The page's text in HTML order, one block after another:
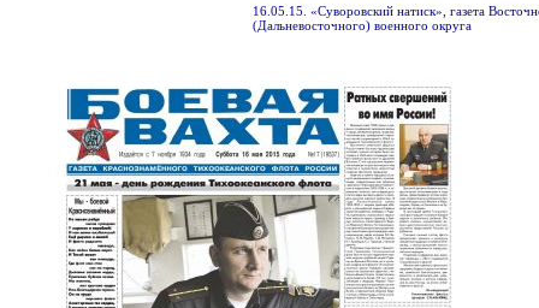
16.05.15. «Суворовский натиск», газета
(Дальневосточного) военного округа